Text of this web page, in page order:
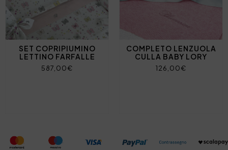
SET COPRIPIUMINO
LETTINO FARFALLE
587,00€
COMPLETO LENZUOLA
CULLA BABY LORY
126,00€